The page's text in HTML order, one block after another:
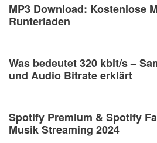
MP3 Download: Kostenlose
Runterladen
Was bedeutet 320 kbit/s –
und Audio Bitrate erklärt
Spotify Premium & Spotify
Musik Streaming 2024